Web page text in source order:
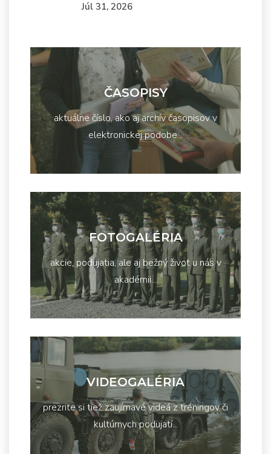
Júl 31, 2026
ČASOPISY
aktuálne číslo, ako aj archív časopisov v
elektronickej podobe...
FOTOGALÉRIA
akcie, podujatia, ale aj bežný život u nás v
akadémii...
VIDEOGALÉRIA
prezrite si tiež zaujímavé videá z tréningov či
kultúrnych podujatí...